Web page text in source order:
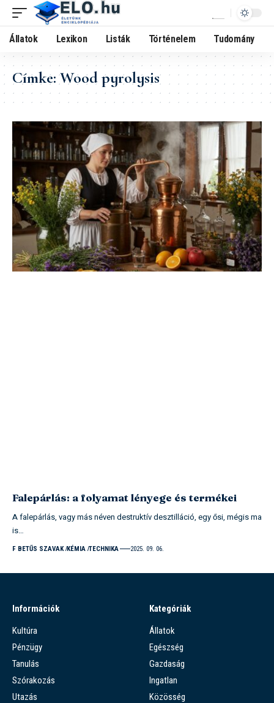
Állatok Lexikon Listák Történelem Tudomány
Címke:Wood pyrolysis
Falepárlás: a folyamat lényege és termékei
A falepárlás, vagy más néven destruktív desztilláció, egy ősi, mégis ma
is…
F BETŰS SZAVAK KÉMIA TECHNIKA 2025. 09. 06.
Információk
Kultúra
Pénzügy
Tanulás
Szórakozás
Utazás
Kategóriák
Állatok
Egészség
Gazdaság
Ingatlan
Közösség